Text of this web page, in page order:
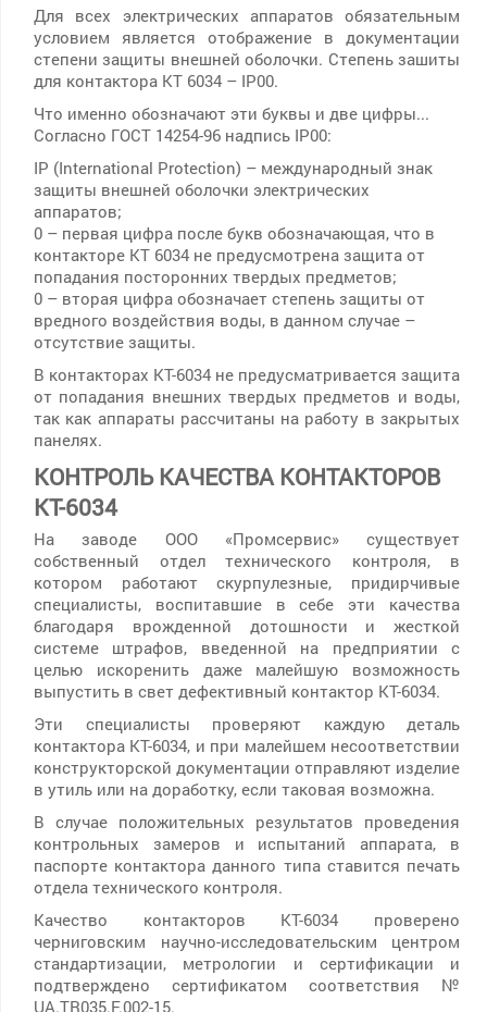
Для всех электрических аппаратов обязательным
условием является отображение в документации
степени защиты внешней оболочки. Степень зашиты
для контактора КТ 6034 – IP00.
Что именно обозначают эти буквы и две цифры...
Согласно ГОСТ 14254-96 надпись IP00:
IP (International Protection) – международный знак
защиты внешней оболочки электрических
аппаратов;
0 – первая цифра после букв обозначающая, что в
контакторе КТ 6034 не предусмотрена защита от
попадания посторонних твердых предметов;
0 – вторая цифра обозначает степень защиты от
вредного воздействия воды, в данном случае –
отсутствие защиты.
В контакторах КТ-6034 не предусматривается защита
от попадания внешних твердых предметов и воды,
так как аппараты рассчитаны на работу в закрытых
панелях.
КОНТРОЛЬ КАЧЕСТВА КОНТАКТОРОВ
КТ-6034
На заводе ООО «Промсервис» существует
собственный отдел технического контроля, в
котором работают скурпулезные, придирчивые
специалисты, воспитавшие в себе эти качества
благодаря врожденной дотошности и жесткой
системе штрафов, введенной на предприятии с
целью искоренить даже малейшую возможность
выпустить в свет дефективный контактор КТ-6034.
Эти специалисты проверяют каждую деталь
контактора КТ-6034, и при малейшем несоответствии
конструкторской документации отправляют изделие
в утиль или на доработку, если таковая возможна.
В случае положительных результатов проведения
контрольных замеров и испытаний аппарата, в
паспорте контактора данного типа ставится печать
отдела технического контроля.
Качество контакторов КТ-6034 проверено
черниговским научно-исследовательским центром
стандартизации, метрологии и сертификации и
подтверждено сертификатом соответствия №
UA.TR035.F.002-15.